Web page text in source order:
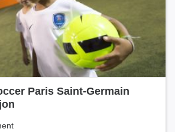
Paris Saint-Germain